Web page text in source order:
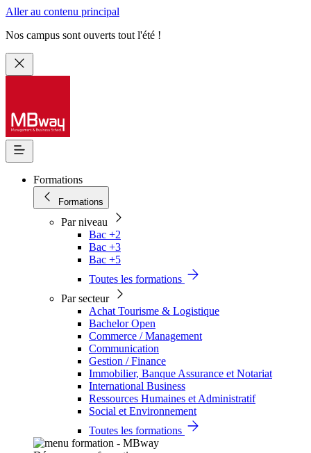
Aller au contenu principal
Nos campus sont ouverts tout l'été !
Formations
Formations
Par niveau
Bac +2
Bac +3
Bac +5
Toutes les formations
Par secteur
Achat Tourisme & Logistique
Bachelor Open
Commerce / Management
Communication
Gestion / Finance
Immobilier, Banque Assurance et Notariat
International Business
Ressources Humaines et Administratif
Social et Environnement
Toutes les formations